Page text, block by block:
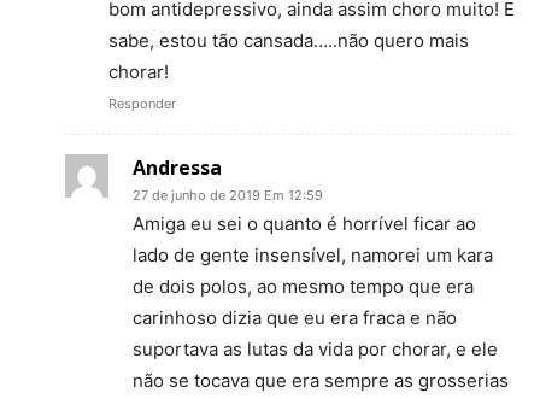
bom antidepressivo, ainda assim choro muito! E
sabe, estou tão cansada…..não quero mais
chorar!
Responder
Andressa
27 de junho de 2019 Em 12:59
Amiga eu sei o quanto é horrível ficar ao
lado de gente insensível, namorei um kara
de dois polos, ao mesmo tempo que era
carinhoso dizia que eu era fraca e não
suportava as lutas da vida por chorar, e ele
não se tocava que era sempre as grosserias